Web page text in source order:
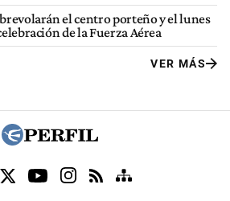
el centro porteño y el lunes
de la Fuerza Aérea
VER MÁS